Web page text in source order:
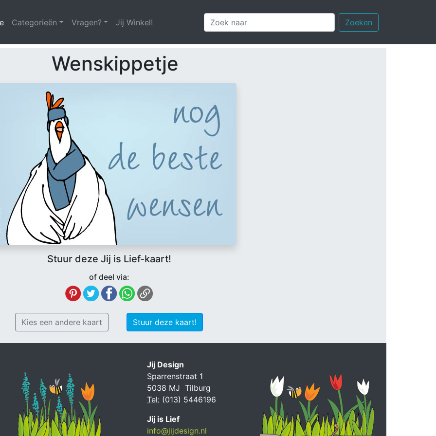
(huidige)
Categorieën Vragen? Jij Winkel! Zoeken
Wenskippetje
Stuur deze Jij is Lief-kaart!
of deel via:
Kies een andere kaart Stuur deze kaart!
Jij Design
Sparrenstraat 1
5038 MJ Tilburg
Tel: (013) 5446196
Jij is Lief
info@jijdesign.nl